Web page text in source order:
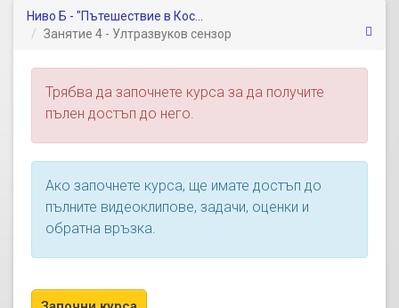
Ниво Б - "Пътешествие в Кос...
Занятие 4 - Ултразвуков сензор
Трябва да започнете курса за да получите
пълен достъп до него.
Ако започнете курса, ще имате достъп до
пълните видеоклипове, задачи, оценки и
обратна връзка.